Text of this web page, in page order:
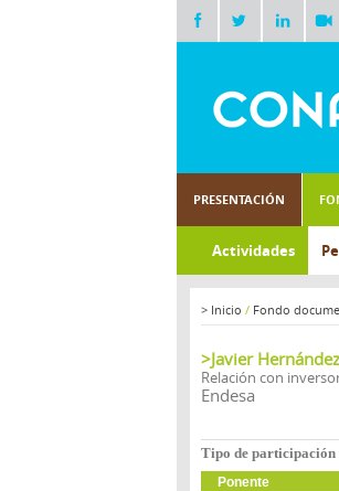
PRESENTACIÓN
Actividades
> Inicio / Fondo
>Javier
Relación con
Endesa
Tipo de participación
Ponente